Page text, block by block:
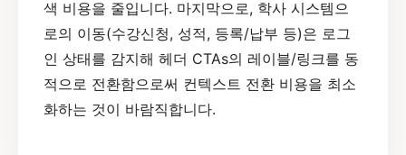
색 비용을 줄입니다. 마지막으로, 학사 시스템으
로의 이동(수강신청, 성적, 등록/납부 등)은 로그
인 상태를 감지해 헤더 CTAs의 레이블/링크를 동
적으로 전환함으로써 컨텍스트 전환 비용을 최소
화하는 것이 바람직합니다.